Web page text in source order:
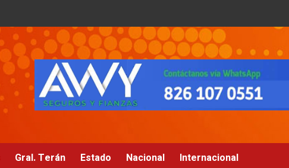
Gral. Terán Estado Nacional Internacional